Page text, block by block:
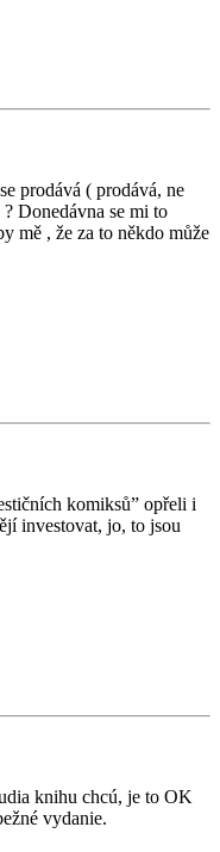
prodává ( prodává, ne
Donedávna se mi to
mě , že za to někdo může
komiksů” opřeli i
investovat, jo, to jsou
knihu chcú, je to OK
vydanie.